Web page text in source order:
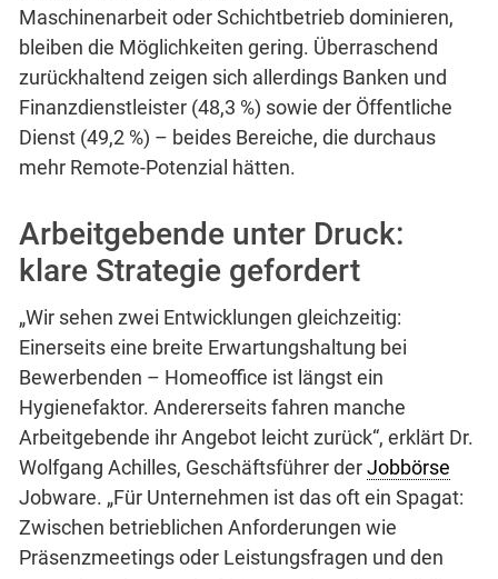
Maschinenarbeit oder Schichtbetrieb dominieren,
bleiben die Möglichkeiten gering. Überraschend
zurückhaltend zeigen sich allerdings Banken und
Finanzdienstleister (48,3 %) sowie der Öffentliche
Dienst (49,2 %) – beides Bereiche, die durchaus
mehr Remote-Potenzial hätten.
Arbeitgebende unter Druck:
klare Strategie gefordert
„Wir sehen zwei Entwicklungen gleichzeitig:
Einerseits eine breite Erwartungshaltung bei
Bewerbenden – Homeoffice ist längst ein
Hygienefaktor. Andererseits fahren manche
Arbeitgebende ihr Angebot leicht zurück“, erklärt Dr.
Wolfgang Achilles, Geschäftsführer derJobbörse
Jobware. „Für Unternehmen ist das oft ein Spagat:
Zwischen betrieblichen Anforderungen wie
Präsenzmeetings oder Leistungsfragen und den